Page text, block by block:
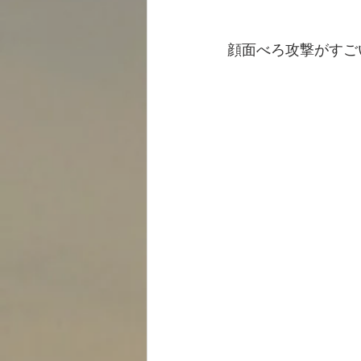
顔面べろ攻撃がす